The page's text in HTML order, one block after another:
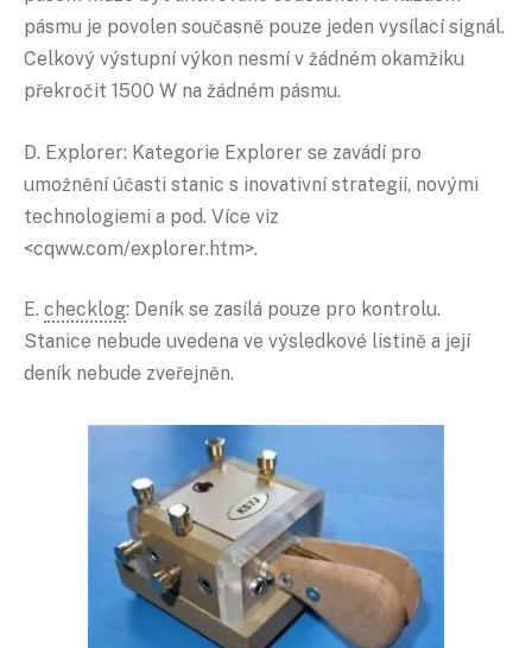
pásmu je povolen současně pouze jeden vysílací signál.
Celkový výstupní výkon nesmí v žádném okamžiku
překročit 1500 W na žádném pásmu.
D. Explorer: Kategorie Explorer se zavádí pro
umožnění účasti stanic s inovativní strategií, novými
technologiemi a pod. Více viz
<cqww.com/explorer.htm>.
E. checklog: Deník se zasílá pouze pro kontrolu.
Stanice nebude uvedena ve výsledkové listině a její
deník nebude zveřejněn.